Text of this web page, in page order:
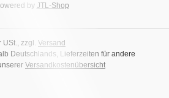
by JTL-Shop
zzgl. Versand
Deutschlands, Lieferzeiten für andere
Versandkostenübersicht